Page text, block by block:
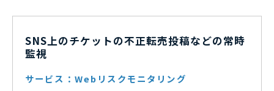
SNS上のチケットの不正転売投稿などの常時
監視
サービス：Webリスクモニタリング